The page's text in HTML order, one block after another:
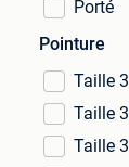
Porté
Pointure
Taille
Taille
Taille